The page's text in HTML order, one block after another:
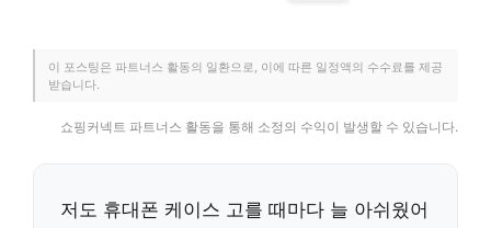
이 포스팅은 파트너스 활동의 일환으로, 이에 따른 일정액의 수수료를 제공
받습니다.
쇼핑커넥트 파트너스 활동을 통해 소정의 수익이 발생할 수 있습니다.
저도 휴대폰 케이스 고를 때마다 늘 아쉬웠어